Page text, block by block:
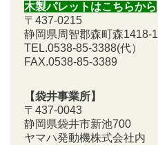
木製パレットはこちらから
〒437-0215
静岡県周智郡森町森1418-1
TEL.0538-85-3388(代）
FAX.0538-85-3389
【袋井事業所】
〒437-0043
静岡県袋井市新池700
ヤマハ発動機株式会社内